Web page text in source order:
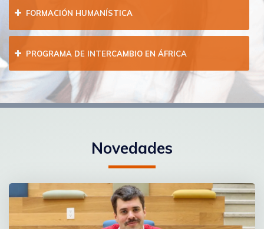
FORMACIÓN HUMANÍSTICA
PROGRAMA DE INTERCAMBIO EN ÁFRICA
Novedades